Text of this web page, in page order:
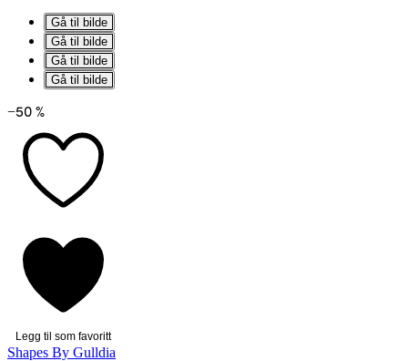
Gå til bilde
Gå til bilde
Gå til bilde
Gå til bilde
−50 %
Legg til som favoritt
Shapes By Gulldia